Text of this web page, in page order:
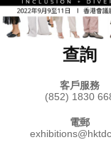
查詢
客戶服務
(852) 1830
電郵